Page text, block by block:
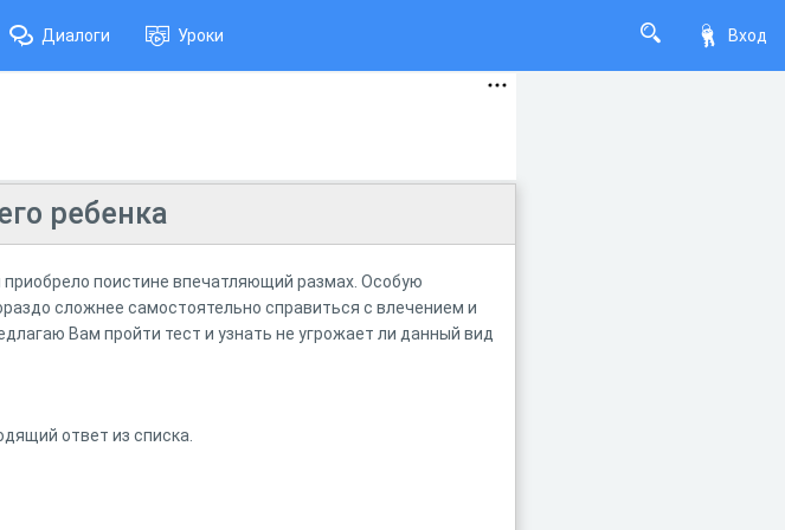
Вход
Диалоги Уроки
ребенка
поистине впечатляющий размах. Особую
сложнее самостоятельно справиться с влечением и
Вам пройти тест и узнать не угрожает ли данный вид
ответ из списка.